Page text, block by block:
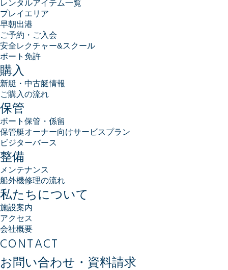
レンタルアイテム一覧
プレイエリア
早朝出港
ご予約・ご入会
安全レクチャー&スクール
ボート免許
購入
新艇・中古艇情報
ご購入の流れ
保管
ボート保管・係留
保管艇オーナー向けサービスプラン
ビジターバース
整備
メンテナンス
船外機修理の流れ
私たちについて
施設案内
アクセス
会社概要
CONTACT
お問い合わせ・資料請求